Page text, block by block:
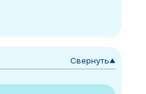
Свернуть▼